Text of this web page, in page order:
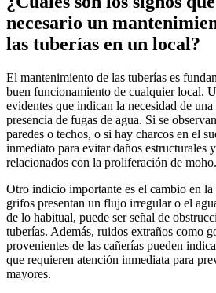
necesario un
las tuberías en un local?
El mantenimiento de las tuberías es
buen funcionamiento de cualquier local.
evidentes que indican la necesidad de
presencia de fugas de agua. Si se
paredes o techos, o si hay charcos en el
inmediato para evitar daños estructurales
relacionados con la proliferación de moho.
Otro indicio importante es el cambio en
grifos presentan un flujo irregular o el
de lo habitual, puede ser señal de
tuberías. Además, ruidos extraños como
provenientes de las cañerías pueden
que requieren atención inmediata para
mayores.